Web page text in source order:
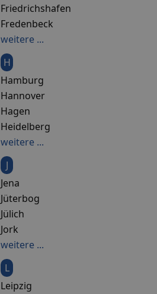
Friedrichshafen
Fredenbeck
weitere ...
H
Hamburg
Hannover
Hagen
Heidelberg
weitere ...
J
Jena
Jüterbog
Jülich
Jork
weitere ...
L
Leipzig